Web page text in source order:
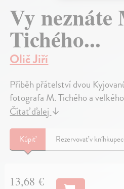
Vy
Tichého...
Olič Jiří
Příběh přátelství dvou
fotografa M. Tichého a
Čítať ďalej↓
Kúpiť Rezervovať v
13,68 €